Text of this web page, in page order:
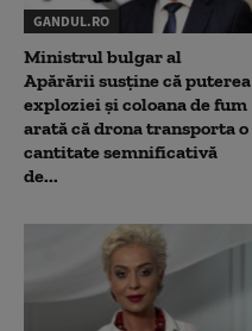
GANDUL.RO
Ministrul bulgar al
Apărării susține că puterea
exploziei și coloana de fum
arată că drona transporta o
cantitate semnificativă
de...